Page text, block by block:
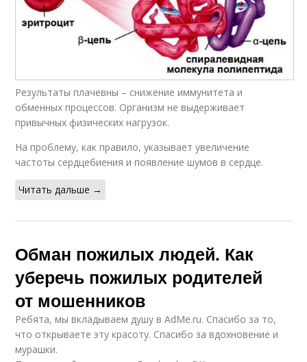
Результаты плачевны – снижение иммунитета и
обменных процессов. Организм не выдерживает
привычных физических нагрузок.
На проблему, как правило, указывает увеличение
частоты сердцебиения и появление шумов в сердце.
Читать дальше →
Обман пожилых людей. Как
уберечь пожилых родителей
от мошенников
Ребята, мы вкладываем душу в AdMe.ru. Cпасибо за то,
что открываете эту красоту. Спасибо за вдохновение и
мурашки.